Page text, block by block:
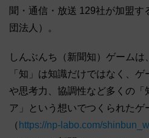
聞・通信・放送 129社が加盟す
団法人）。
しんぶんち（新聞知）ゲームは
「知」は知識だけではなく、
や思考力、協調性など多くの「
ア」という想いでつくられたゲ
（ https://np-labo.com/